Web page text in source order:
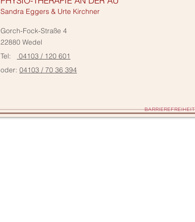
Sandra Eggers & Urte Kirchner
Gorch-Fock-Straße 4
22880 Wedel
Tel:
04103 / 120 601
oder: 04103 / 70 36 394
BARRIEREFREIHEIT